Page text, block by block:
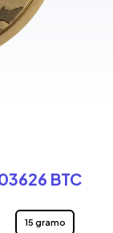
BTC
15 gramo